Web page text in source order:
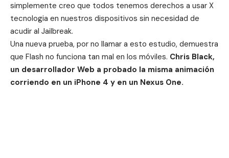
simplemente creo que todos tenemos derechos a usar X
tecnologia en nuestros dispositivos sin necesidad de
acudir al Jailbreak.
Una nueva prueba, por no llamar a esto estudio, demuestra
que Flash no funciona tan mal en los móviles. Chris Black,
un desarrollador Web a probado la misma animación
corriendo en un iPhone 4 y en un Nexus One.